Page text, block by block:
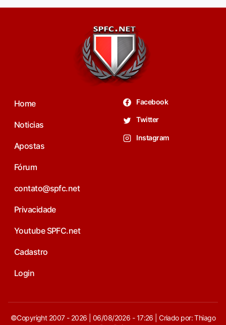
Home
Noticias
Apostas
Fórum
contato@spfc.net
Privacidade
Youtube SPFC.net
Cadastro
Login
Facebook
Twitter
Instagram
©Copyright 2007 - 2026 | 06/08/2026 - 17:26 | Criado por: Thiago